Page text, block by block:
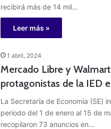
recibirá más de 14 mil…
Leer más »
1 abril, 2024
Mercado Libre y
protagonistas de la IED
La Secretaría de Economía (SE)
periodo del 1 de enero al 15 de
recopilaron 73 anuncios en…